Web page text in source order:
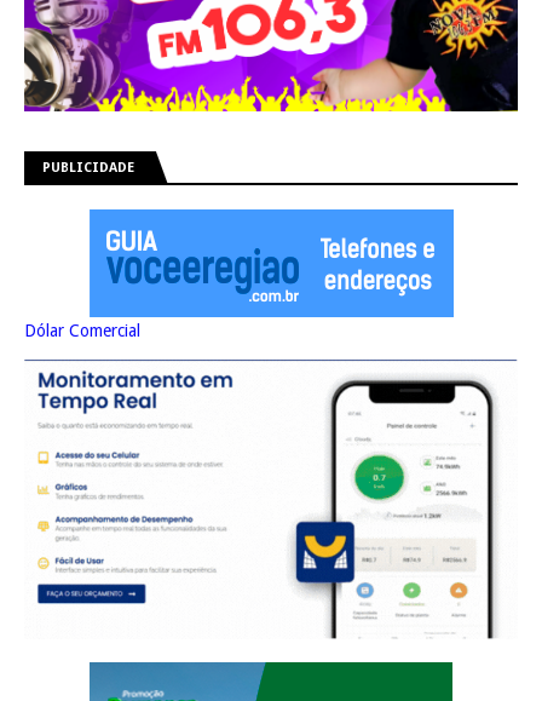
PUBLICIDADE
Dólar Comercial